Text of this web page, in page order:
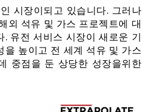
시장이되고 있습니다. 그러나
외 석유 및 가스 프로젝트에 대
유전 서비스 시장이 새로운 기
을 높이고 전 세계 석유 및 가스
중점을 둔 상당한 성장을위한